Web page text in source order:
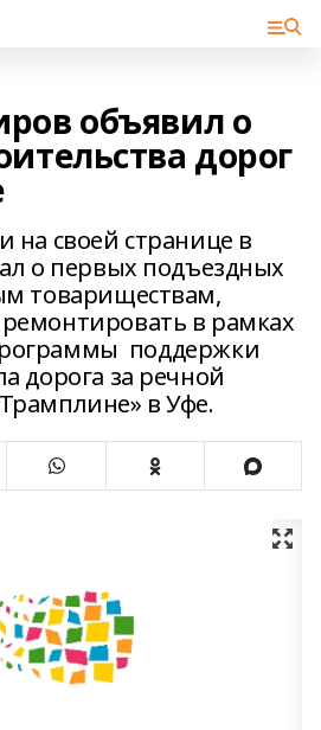
объявил о
дорог
на своей странице в
о первых подъездных
товариществам,
в рамках
поддержки
дорога за речной
в Уфе.